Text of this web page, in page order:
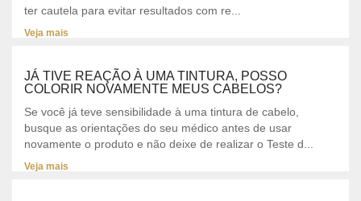
ter cautela para evitar resultados com re...
Veja mais
JÁ TIVE REAÇÃO À UMA TINTURA, POSSO
COLORIR NOVAMENTE MEUS CABELOS?
Se você já teve sensibilidade à uma tintura de cabelo,
busque as orientações do seu médico antes de usar
novamente o produto e não deixe de realizar o Teste d...
Veja mais